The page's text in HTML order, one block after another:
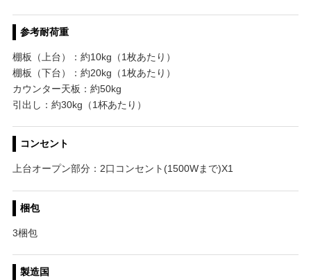
参考耐荷重
棚板（上台）：約10kg（1枚あたり）
棚板（下台）：約20kg（1枚あたり）
カウンター天板：約50kg
引出し：約30kg（1杯あたり）
コンセント
上台オープン部分：2口コンセント(1500Wまで)X1
梱包
3梱包
製造国